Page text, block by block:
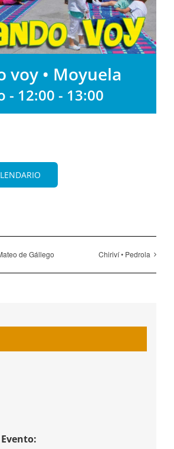
voy • Moyuela
- 12:00 - 13:00
de Gállego Chiriví • Pedrola